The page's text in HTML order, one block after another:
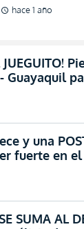
y una
(VIDEO)